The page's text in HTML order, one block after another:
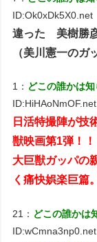
ID:Ok0xDk5X0.net
違った 美樹勝
（美川憲一のガ
1： どこの誰かは
ID:HiHAoNmOF.net
日活特撮陣が技
獣映画第1弾！！
大巨獣ガッパの
く痛快娯楽巨篇。
21： どこの誰かは
ID:wCmna3np0.net